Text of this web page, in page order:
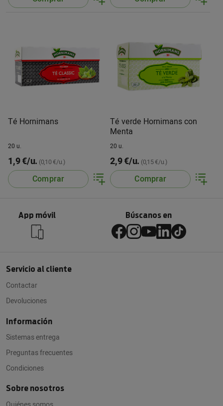
Té Hornimans
20 u.
1,9 €/u. (0,10 €/u.)
Comprar
Té verde Hornimans con
Menta
20 u.
2,9 €/u. (0,15 €/u.)
Comprar
App móvil Búscanos en
Servicio al cliente
Contactar
Devoluciones
Información
Sistemas entrega
Preguntas frecuentes
Condiciones
Sobre nosotros